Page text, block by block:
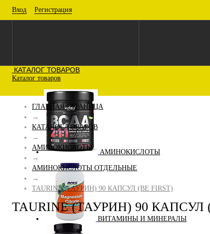
Вход Регистрация
КАТАЛОГ ТОВАРОВ
Каталог товаров
АМИНОКИСЛОТЫ
ВИТАМИНЫ И МИНЕРАЛЫ
ГЛАВНАЯ СТРАНИЦА
→
КАТАЛОГ ТОВАРОВ
→
АМИНОКИСЛОТЫ
→
АМИНОКИСЛОТЫ ОТДЕЛЬНЫЕ
→
TAURINE (ТАУРИН) 90 КАПСУЛ (BE FIRST)
TAURINE (ТАУРИН) 90 КАПСУЛ